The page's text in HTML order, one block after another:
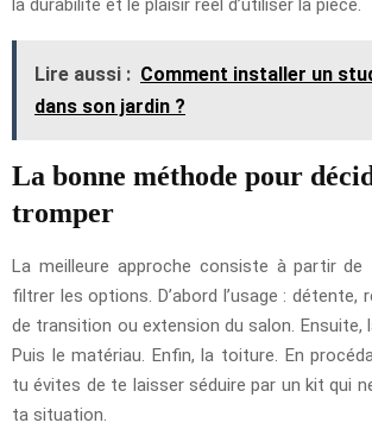
la durabilité et le plaisir réel d’utiliser la pièce.
Lire aussi : Comment installer un
dans son jardin ?
La bonne méthode pour
tromper
La meilleure approche consiste à partir
filtrer les options. D’abord l’usage : détente,
de transition ou extension du salon. Ensuite,
Puis le matériau. Enfin, la toiture. En
tu évites de te laisser séduire par un kit qui
ta situation.